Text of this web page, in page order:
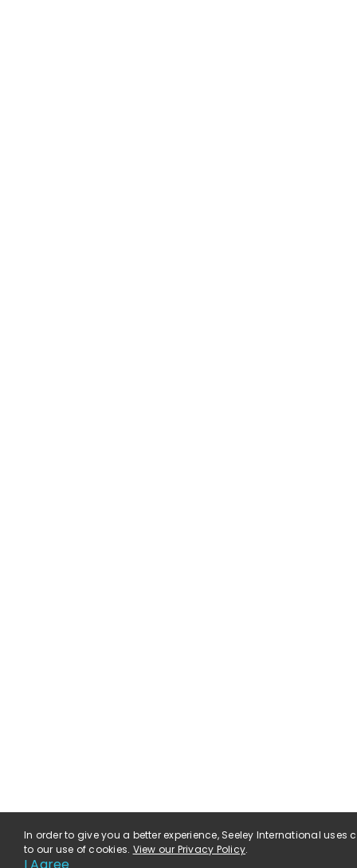
In order to give you a better experience, Seeley International
to our use of cookies. View our Privacy Policy.
I Agree